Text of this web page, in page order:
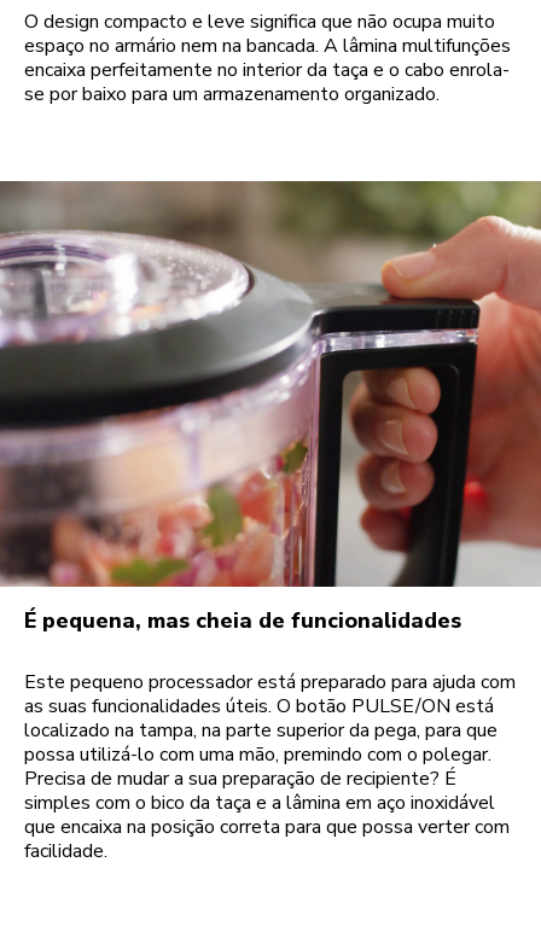
O design compacto e leve significa que não ocupa muito
espaço no armário nem na bancada. A lâmina multifunções
encaixa perfeitamente no interior da taça e o cabo enrola-
se por baixo para um armazenamento organizado.
É pequena, mas cheia de funcionalidades
Este pequeno processador está preparado para ajuda com
as suas funcionalidades úteis. O botão PULSE/ON está
localizado na tampa, na parte superior da pega, para que
possa utilizá-lo com uma mão, premindo com o polegar.
Precisa de mudar a sua preparação de recipiente? É
simples com o bico da taça e a lâmina em aço inoxidável
que encaixa na posição correta para que possa verter com
facilidade.